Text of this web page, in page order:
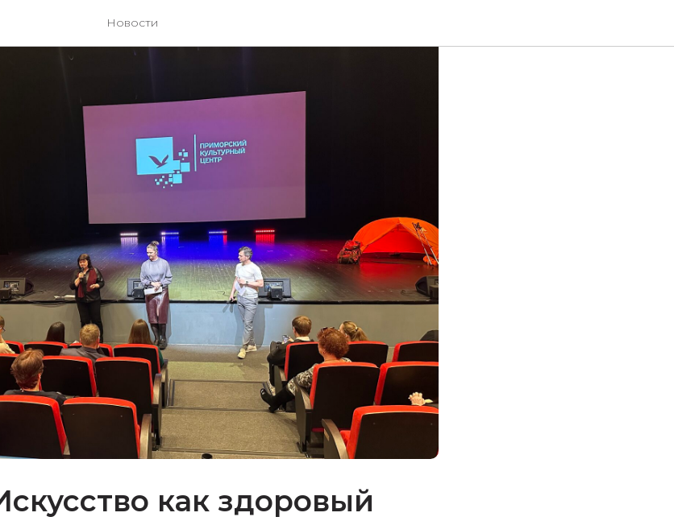
Новости
как здоровый